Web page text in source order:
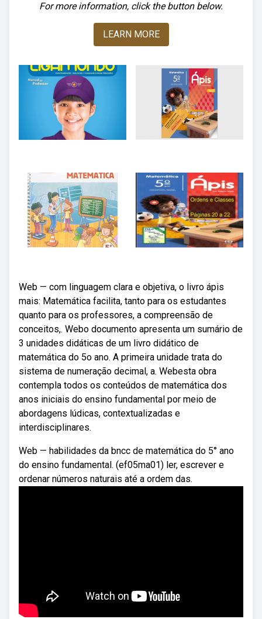
For more information, click the button below.
LEARN MORE
Web — com linguagem clara e objetiva, o livro ápis
mais: Matemática facilita, tanto para os estudantes
quanto para os professores, a compreensão de
conceitos,. Webo documento apresenta um sumário de
3 unidades didáticas de um livro didático de
matemática do 5o ano. A primeira unidade trata do
sistema de numeração decimal, a. Webesta obra
contempla todos os conteúdos de matemática dos
anos iniciais do ensino fundamental por meio de
abordagens lúdicas, contextualizadas e
interdisciplinares.
Web — habilidades da bncc de matemática do 5° ano
do ensino fundamental. (ef05ma01) ler, escrever e
ordenar números naturais até a ordem das.